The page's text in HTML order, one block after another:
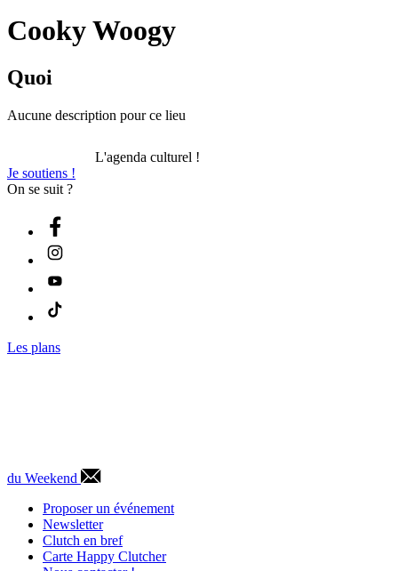
Cooky Woogy
Quoi
Aucune description pour ce lieu
L'agenda culturel !
Je soutiens !
On se suit ?
Les plans
du Weekend
Proposer un événement
Newsletter
Clutch en bref
Carte Happy Clutcher